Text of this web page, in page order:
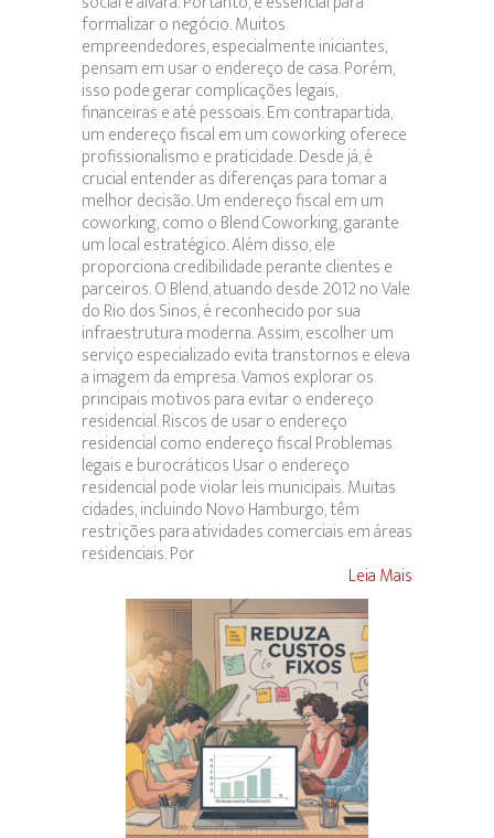
formalizar o negócio. Muitos
empreendedores, especialmente iniciantes,
pensam em usar o endereço de casa. Porém,
isso pode gerar complicações legais,
financeiras e até pessoais. Em contrapartida,
um endereço fiscal em um coworking oferece
profissionalismo e praticidade. Desde já, é
crucial entender as diferenças para tomar a
melhor decisão. Um endereço fiscal em um
coworking, como o Blend Coworking, garante
um local estratégico. Além disso, ele
proporciona credibilidade perante clientes e
parceiros. O Blend, atuando desde 2012 no Vale
do Rio dos Sinos, é reconhecido por sua
infraestrutura moderna. Assim, escolher um
serviço especializado evita transtornos e eleva
a imagem da empresa. Vamos explorar os
principais motivos para evitar o endereço
residencial. Riscos de usar o endereço
residencial como endereço fiscal Problemas
legais e burocráticos Usar o endereço
residencial pode violar leis municipais. Muitas
cidades, incluindo Novo Hamburgo, têm
restrições para atividades comerciais em áreas
residenciais. Por
Leia Mais